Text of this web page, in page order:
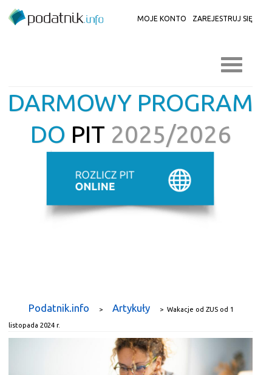
MOJE KONTO ZAREJESTRUJ SIĘ
DARMOWY PROGRAM
DO PIT 2025/2026
Podatnik.info > Artykuły > Wakacje od ZUS od 1
listopada 2024 r.